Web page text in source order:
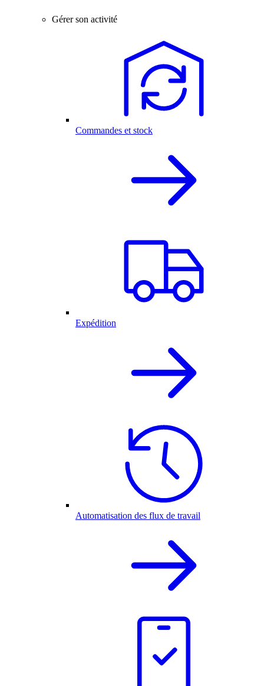
Gérer son activité
Commandes et stock
Expédition
Automatisation des flux de travail